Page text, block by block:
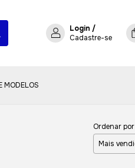
Login /
Cadastre-se
MODELOS
Ordenar por